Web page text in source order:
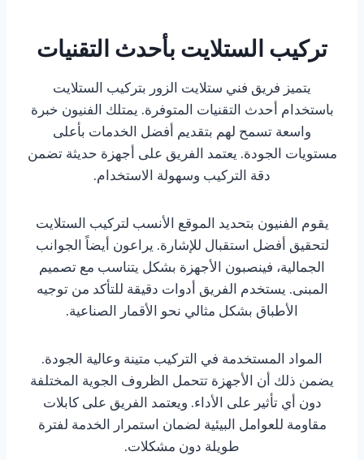
تركيب الستلايت بأحدث التقنيات
يتميز فريق فني ستلايت الزور بتركيب الستلايت
باستخدام أحدث التقنيات المتوفرة. يمتلك الفنيون خبرة
واسعة تسمح لهم بتقديم أفضل الخدمات بأعلى
مستويات الجودة. يعتمد الفريق على أجهزة حديثة تضمن
دقة التركيب وسهولة الاستخدام.
يقوم الفنيون بتحديد الموقع الأنسب لتركيب الستلايت
لتحقيق أفضل استقبال للإشارة. يراعون أيضاً الجوانب
الجمالية، فينصبون الأجهزة بشكل يتناسب مع تصميم
المبنى. يستخدم الفريق أدوات دقيقة للتأكد من توجيه
الأطباق بشكل مثالي نحو الأقمار الصناعية.
المواد المستخدمة في التركيب متينة وعالية الجودة.
يضمن ذلك أن الأجهزة تتحمل الظروف الجوية المختلفة
دون أي تأثير على الأداء. ويعتمد الفريق على كابلات
مقاومة للعوامل البيئية لضمان استمرار الخدمة لفترة
طويلة دون مشكلات.